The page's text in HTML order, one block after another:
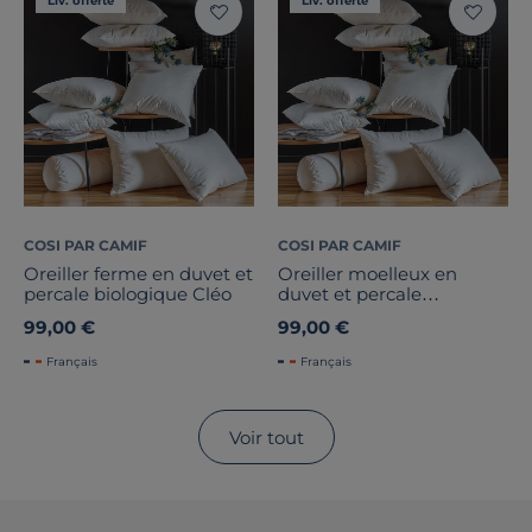
COSI PAR CAMIF
Oreiller ferme en duvet et
percale biologique Cléo
99,00 €
Français
COSI PAR CAMIF
Oreiller moelleux en
duvet et percale
99,00 €
Français
Voir tout